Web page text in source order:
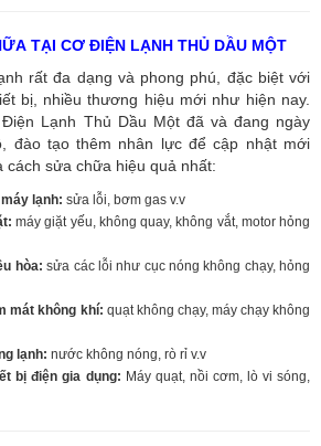
TẠI CƠ ĐIỆN LẠNH THỦ DẦU MỘT
rất đa dạng và phong phú, đặc biệt với
bị, nhiều thương hiệu mới như hiện nay.
Lạnh Thủ Dầu Một đã và đang ngày
đào tạo thêm nhân lực để cập nhật mới
cách sửa chữa hiệu quả nhất:
lạnh: sửa lỗi, bơm gas v.v
máy giặt yếu, không quay, không vắt, motor hỏng
hòa: sửa các lỗi như cục nóng không chạy, hỏng
mát không khí: quạt không chạy, máy chạy không
lạnh: nước không nóng, rò rỉ v.v
bị điện gia dụng: Máy quạt, nồi cơm, lò vi sóng,